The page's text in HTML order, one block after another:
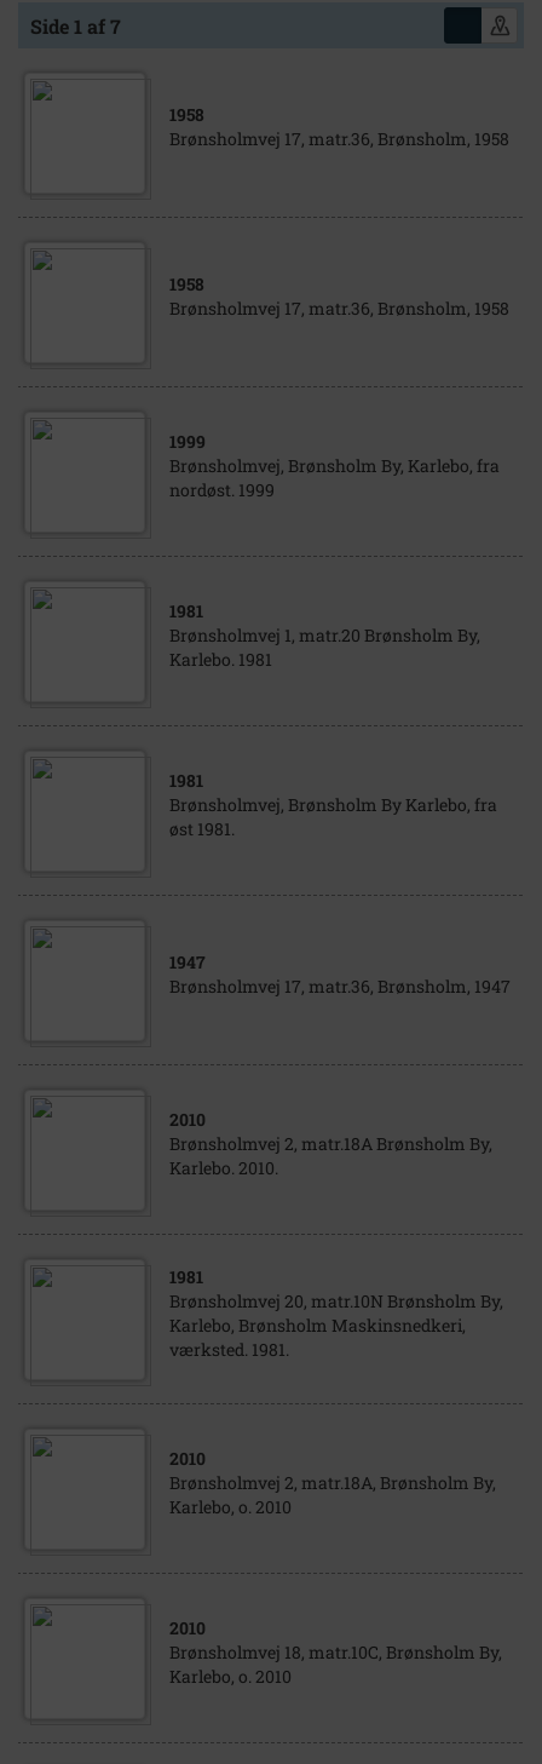
Side 1 af 7
1958
Brønsholmvej 17, matr.36, Brønsholm, 1958
1958
Brønsholmvej 17, matr.36, Brønsholm, 1958
1999
Brønsholmvej, Brønsholm By, Karlebo, fra
nordøst. 1999
1981
Brønsholmvej 1, matr.20 Brønsholm By,
Karlebo. 1981
1981
Brønsholmvej, Brønsholm By Karlebo, fra
øst 1981.
1947
Brønsholmvej 17, matr.36, Brønsholm, 1947
2010
Brønsholmvej 2, matr.18A Brønsholm By,
Karlebo. 2010.
1981
Brønsholmvej 20, matr.10N Brønsholm By,
Karlebo, Brønsholm Maskinsnedkeri,
værksted. 1981.
2010
Brønsholmvej 2, matr.18A, Brønsholm By,
Karlebo, o. 2010
2010
Brønsholmvej 18, matr.10C, Brønsholm By,
Karlebo, o. 2010